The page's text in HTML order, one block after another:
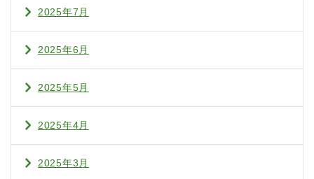
2025年7月
2025年6月
2025年5月
2025年4月
2025年3月